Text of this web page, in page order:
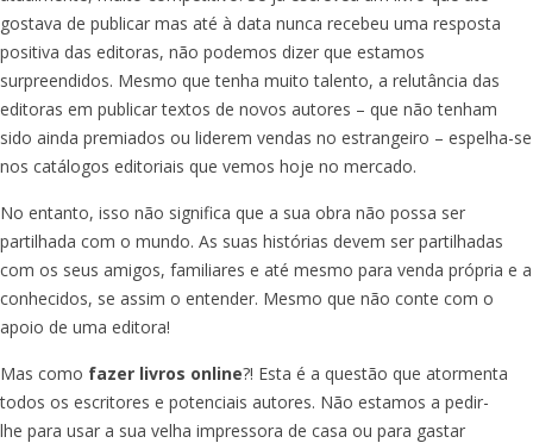
gostava de publicar mas até à data nunca recebeu uma resposta
positiva das editoras, não podemos dizer que estamos
surpreendidos. Mesmo que tenha muito talento, a relutância das
editoras em publicar textos de novos autores – que não tenham
sido ainda premiados ou liderem vendas no estrangeiro – espelha-se
nos catálogos editoriais que vemos hoje no mercado.
No entanto, isso não significa que a sua obra não possa ser
partilhada com o mundo. As suas histórias devem ser partilhadas
com os seus amigos, familiares e até mesmo para venda própria e a
conhecidos, se assim o entender. Mesmo que não conte com o
apoio de uma editora!
Mas como fazer livros online?! Esta é a questão que atormenta
todos os escritores e potenciais autores. Não estamos a pedir-
lhe para usar a sua velha impressora de casa ou para gastar